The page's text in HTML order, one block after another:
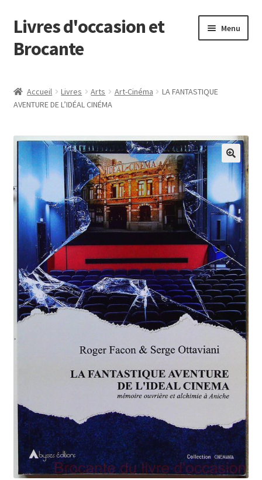
Aller
à
la
Aller
au
contenu
Livres d'occasion et
Brocante
Menu
Accueil Livres Arts Art-Cinéma
LA FANTASTIQUE
AVENTURE DE L’IDÉAL CINÉMA